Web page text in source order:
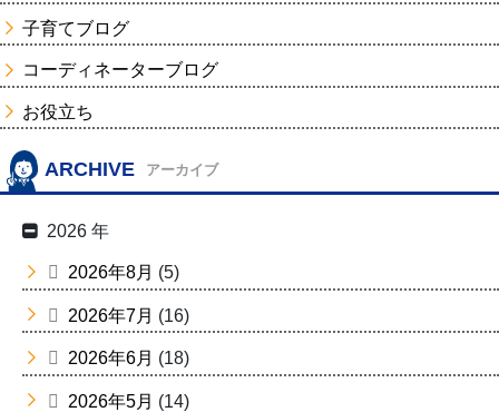
子育てブログ
コーディネーターブログ
お役立ち
ARCHIVE アーカイブ
2026 年
2026年8月 (5)
2026年7月 (16)
2026年6月 (18)
2026年5月 (14)